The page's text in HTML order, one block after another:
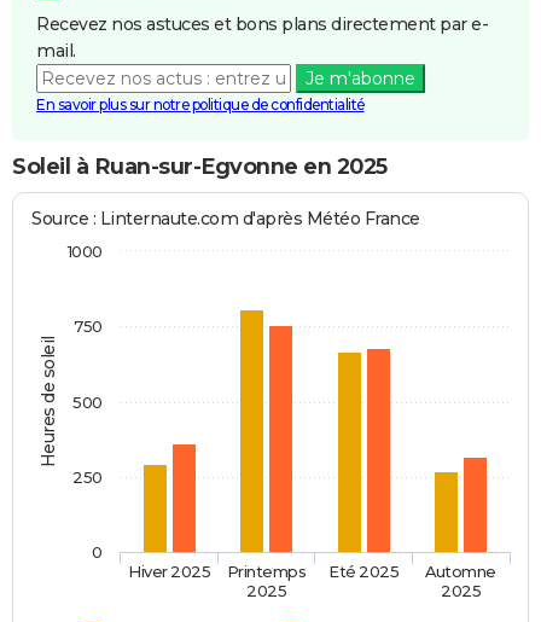
Recevez nos astuces et bons plans directement par e-
mail.
Je m'abonne
En savoir plus sur notre politique de confidentialité
Soleil à Ruan-sur-Egvonne en 2025
Heures de soleil
Source : Linternaute.com d'après Météo France
Hiver 2025
Printemps
2025
Eté 2025
Automne
2025
0
250
500
750
1000